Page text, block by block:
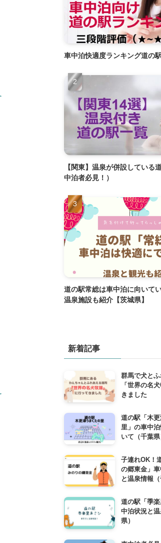
車中泊快適度ランキング道の
【関東】温泉が併設している
中泊者必見！）
道の駅常総は車中泊に向いて
温泉施設も紹介【茨城県】
新着記事
群馬で犬と
「世界の名
きました
道の駅「木
里」の車中
いて（千葉県
子連れOK！
の郷東金」
と温泉情報（
道の駅「季
中泊状況と
県）